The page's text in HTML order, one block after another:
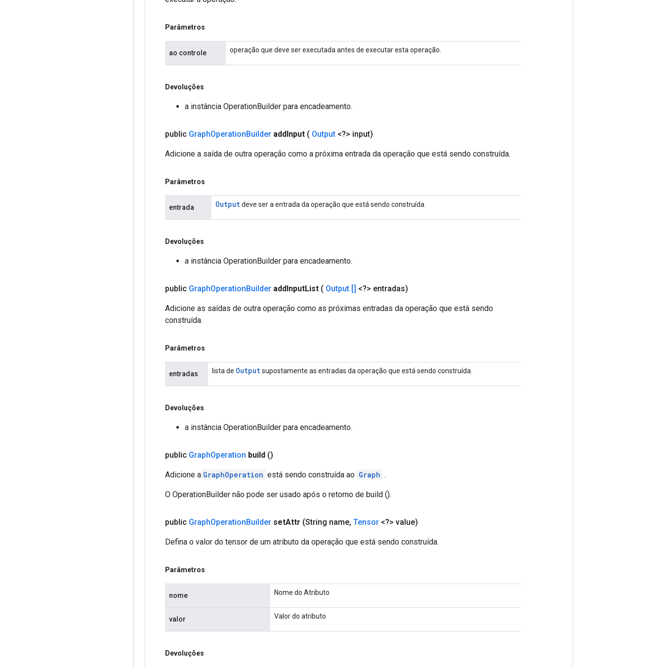
Parâmetros
ao controle operação que deve ser executada antes de executar esta operação.
Devoluções
a instância OperationBuilder para encadeamento.
public GraphOperationBuilder addInput ( Output <?> input)
Adicione a saída de outra operação como a próxima entrada da operação que está sendo construída.
Parâmetros
entrada Outputdeve ser a entrada da operação que está sendo construída.
Devoluções
a instância OperationBuilder para encadeamento.
public GraphOperationBuilder addInputList ( Output [] <?> entradas)
Adicione as saídas de outra operação como as próximas entradas da operação que está sendo
construída.
Parâmetros
entradas lista de Outputsupostamente as entradas da operação que está sendo construída.
Devoluções
a instância OperationBuilder para encadeamento.
public GraphOperation build ()
Adicione a GraphOperation está sendo construída ao Graph .
O OperationBuilder não pode ser usado após o retorno de build ().
public GraphOperationBuilder setAttr (String name, Tensor <?> value)
Defina o valor do tensor de um atributo da operação que está sendo construída.
Parâmetros
nome Nome do Atributo
valor Valor do atributo
Devoluções